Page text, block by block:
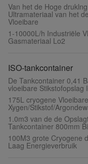
Van het de Hoge
Ultramateriaal van het
Vloeibare
1-10000L/h Industriële
Gasmateriaal Lo2
ISO-tankcontainer
De Tankcontainer
vloeibare Stikstofopslag
175L cryogene
Xygen/Stikstof/
1.0m3 van de de
Tankcontainer 800mm
100M3 grote Cryogene
Laag Energieverbruik